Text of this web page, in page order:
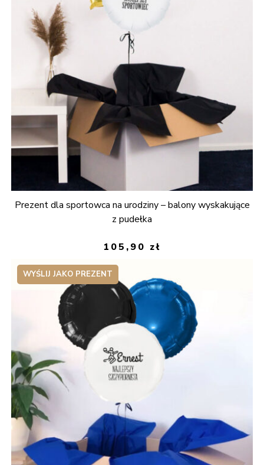
Prezent dla sportowca na urodziny – balony wyskakujące
z pudełka
105,90 zł
WYŚLIJ JAKO PREZENT